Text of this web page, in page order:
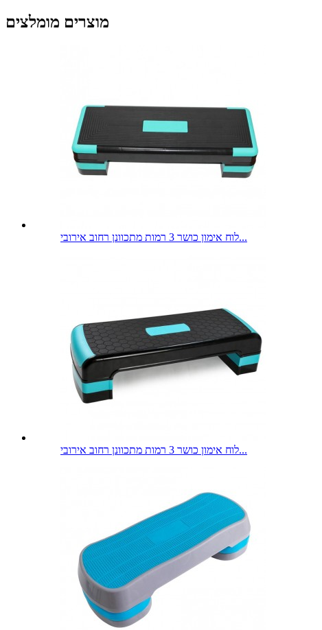
מוצרים מומלצים
לוח אימון כושר 3 רמות מתכוונן רחוב אירובי...
לוח אימון כושר 3 רמות מתכוונן רחוב אירובי...